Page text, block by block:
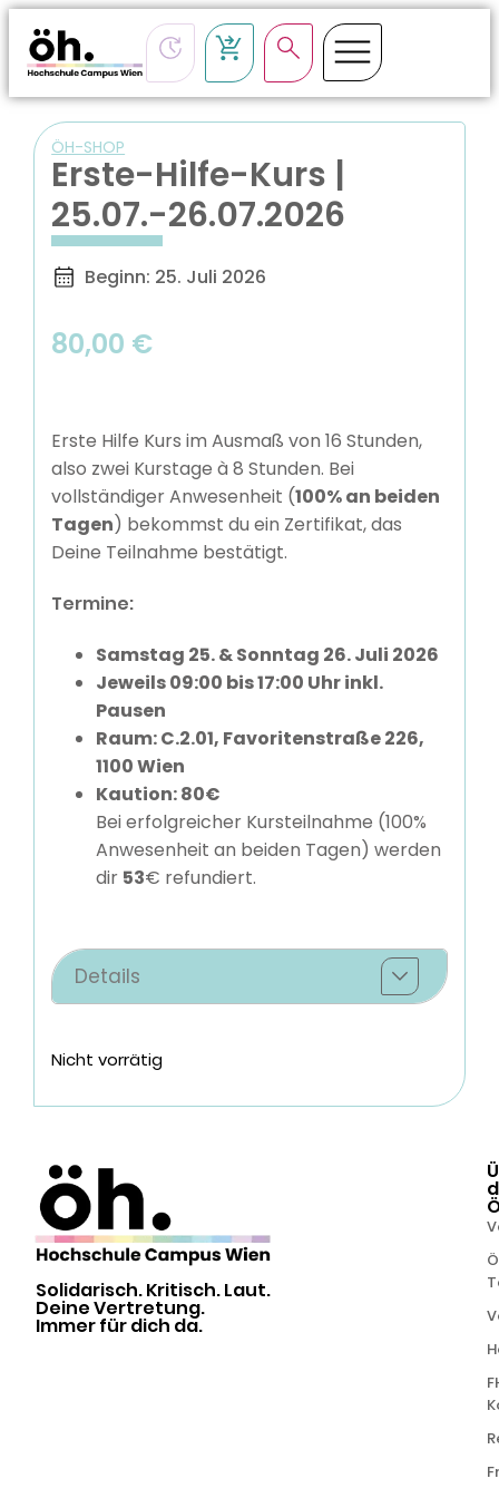
ÖH-SHOP
Erste-Hilfe-Kurs |
25.07.-26.07.2026
Beginn: 25. Juli 2026
80,00 €
Erste Hilfe Kurs im Ausmaß von 16 Stunden,
also zwei Kurstage à 8 Stunden. Bei
vollständiger Anwesenheit (100% an beiden
Tagen) bekommst du ein Zertifikat, das
Deine Teilnahme bestätigt.
Termine:
Samstag 25. & Sonntag 26. Juli 2026
Jeweils 09:00 bis 17:00 Uhr inkl.
Pausen
Raum:C.2.01, Favoritenstraße 226,
1100 Wien
Kaution: 80€
Bei erfolgreicher Kursteilnahme (100%
Anwesenheit an beiden Tagen) werden
dir 53€ refundiert.
Details
Nicht vorrätig
Solidarisch. Kritisch. Laut.
Deine Vertretung.
Immer für dich da.